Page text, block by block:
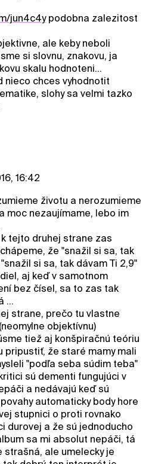
jun4c4ypodobna zalezitost
ale keby neboli
si slovnu, znakovu, ja
skalu hodnoteni...
nieco chces vyhodnotit
slohy sa velmi tazko
16:42
životu a nerozumieme
moc nezaujímame, lebo im
tejto druhej strane zas
že "snažil si sa, tak
si sa, tak dávam Ti 2,9"
aj keď v samotnom
bez čísel, sa to zas tak
...
strane, prečo tu vlastne
objektívnu)
tiež aj konšpiračnú teóriu
pripustiť, že staré mamy mali
"podľa seba súdim teba"
sú dementi fungujúci v
a nedávajú keď sú
automaticky body hore
stupnici o proti rovnako
durovej a že sú jednoducho
sa mi absolut nepáči, tá
strašná, ale umelecky je